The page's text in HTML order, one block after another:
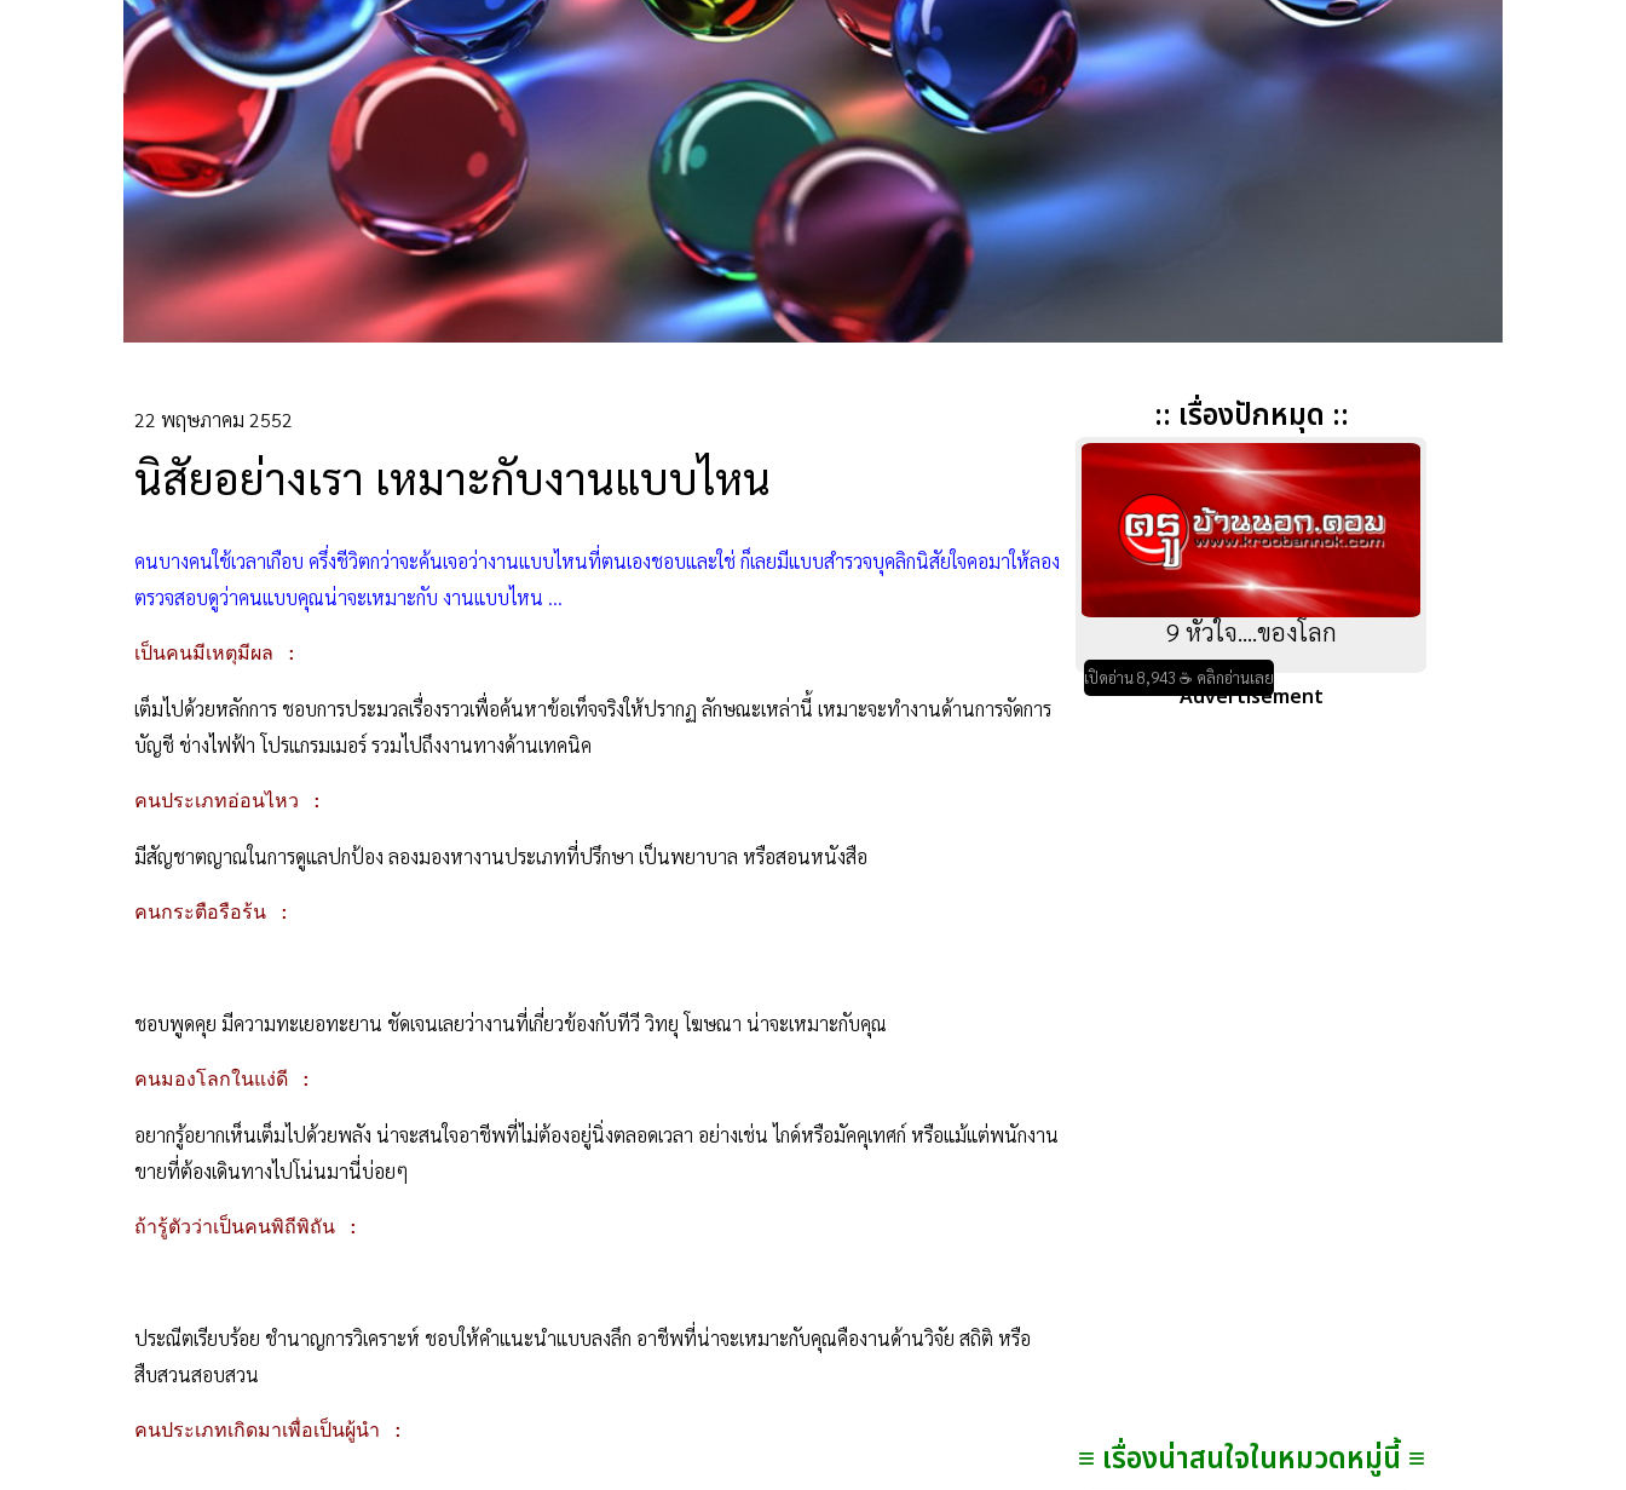
22 พฤษภาคม 2552
นิสัยอย่างเรา เหมาะกับงานแบบไหน
คนบางคนใช้เวลาเกือบ ครึ่งชีวิตกว่าจะค้นเจอว่างานแบบไหนที่ตนเองชอบและใช่ ก็เลยมีแบบสำรวจบุคลิกนิสัยใจคอมาให้ลอง
ตรวจสอบดูว่าคนแบบคุณน่าจะเหมาะกับ งานแบบไหน …
เป็นคนมีเหตุมีผล :
เต็มไปด้วยหลักการ ชอบการประมวลเรื่องราวเพื่อค้นหาข้อเท็จจริงให้ปรากฏ ลักษณะเหล่านี้ เหมาะจะทำงานด้านการจัดการ
บัญชี ช่างไฟฟ้า โปรแกรมเมอร์ รวมไปถึงงานทางด้านเทคนิค
คนประเภทอ่อนไหว :
มีสัญชาตญาณในการดูแลปกป้อง ลองมองหางานประเภทที่ปรึกษา เป็นพยาบาล หรือสอนหนังสือ
คนกระตือรือร้น :
ชอบพูดคุย มีความทะเยอทะยาน ชัดเจนเลยว่างานที่เกี่ยวข้องกับทีวี วิทยุ โฆษณา น่าจะเหมาะกับคุณ
คนมองโลกในแง่ดี :
อยากรู้อยากเห็นเต็มไปด้วยพลัง น่าจะสนใจอาชีพที่ไม่ต้องอยู่นิ่งตลอดเวลา อย่างเช่น ไกด์หรือมัคคุเทศก์ หรือแม้แต่พนักงาน
ขายที่ต้องเดินทางไปโน่นมานี่บ่อยๆ
ถ้ารู้ตัวว่าเป็นคนพิถีพิถัน :
ประณีตเรียบร้อย ชำนาญการวิเคราะห์ ชอบให้คำแนะนำแบบลงลึก อาชีพที่น่าจะเหมาะกับคุณคืองานด้านวิจัย สถิติ หรือ
สืบสวนสอบสวน
คนประเภทเกิดมาเพื่อเป็นผู้นำ :
:: เรื่องปักหมุด ::
9 หัวใจ....ของโลก
เปิดอ่าน 8,943 ☕ คลิกอ่านเลย
Advertisement
≡ เรื่องน่าสนใจในหมวดหมู่นี้ ≡